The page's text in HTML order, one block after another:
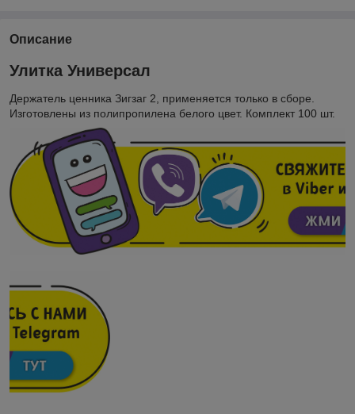
Описание
Улитка Универсал
Держатель ценника Зигзаг 2, применяется только в сборе.
Изготовлены из полипропилена белого цвет. Комплект 100 шт.